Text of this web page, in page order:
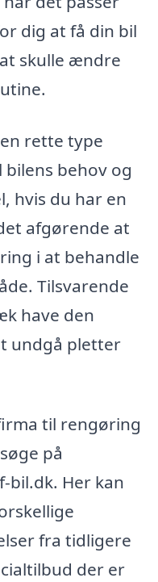
dig at få din bil
skulle ændre
rette type
behov og
hvis du har en
afgørende at
i at behandle
Tilsvarende
have den
undgå pletter
til rengøring
på
Her kan
fra tidligere
der er